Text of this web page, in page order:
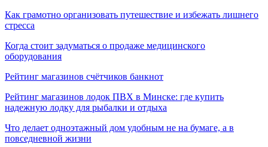
Как грамотно организовать путешествие и избежать лишнего
стресса
Когда стоит задуматься о продаже медицинского
оборудования
Рейтинг магазинов счётчиков банкнот
Рейтинг магазинов лодок ПВХ в Минске: где купить
надежную лодку для рыбалки и отдыха
Что делает одноэтажный дом удобным не на бумаге, а в
повседневной жизни